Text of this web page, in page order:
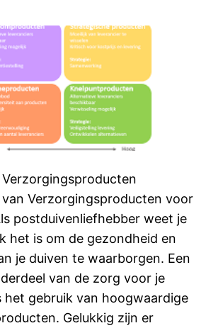
van Verzorgingsproducten voor
postduivenliefhebber weet je
het is om de gezondheid en
je duiven te waarborgen. Een
van de zorg voor je
het gebruik van hoogwaardige
Gelukkig zijn er